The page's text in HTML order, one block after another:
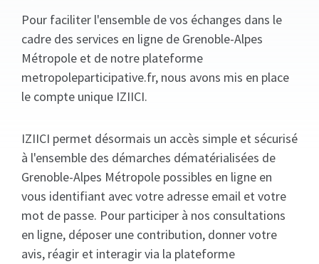
Pour faciliter l'ensemble de vos échanges dans le
cadre des services en ligne de Grenoble-Alpes
Métropole et de notre plateforme
metropoleparticipative.fr, nous avons mis en place
le compte unique IZIICI.
IZIICI permet désormais un accès simple et sécurisé
à l'ensemble des démarches dématérialisées de
Grenoble-Alpes Métropole possibles en ligne en
vous identifiant avec votre adresse email et votre
mot de passe. Pour participer à nos consultations
en ligne, déposer une contribution, donner votre
avis, réagir et interagir via la plateforme